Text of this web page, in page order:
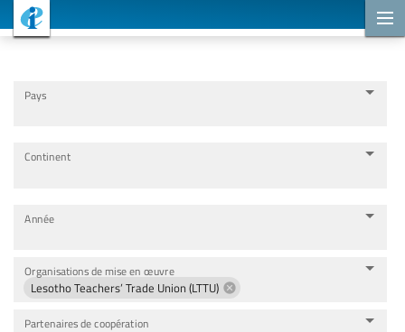
Pays
Continent
Année
Organisations de mise en œuvre
Lesotho Teachers’ Trade Union (LTTU)
Partenaires de coopération